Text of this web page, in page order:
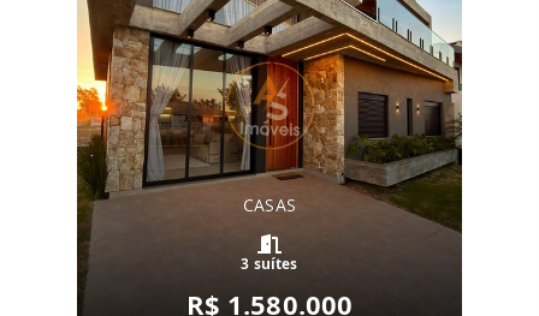
CASAS
3 suítes
R$ 1.580.000